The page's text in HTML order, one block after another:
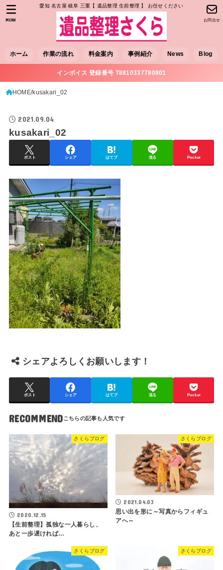
愛知 名古屋 岐阜 三重【 遺品整理 生前整理 】 お任せください
ホーム 作業の流れ 料金案内 事例紹介 News Blog
お問合せ
MENU
インボイス 登録番号 T8810337780801
HOME kusakari_02
2021.09.04
kusakari_02
ポスト シェア はてブ 送る Pocket
シェアよろしくお願いします！
ポスト シェア はてブ 送る Pocket
RECOMMEND
さくらブログ
2020.12.15
【生前整理】孤独な一人暮らし、
あと一歩遅ければ…
さくらブログ
2021.04.03
思い出を形に～写真からフィギュ
アへ～
さくらブログ さくらブログ